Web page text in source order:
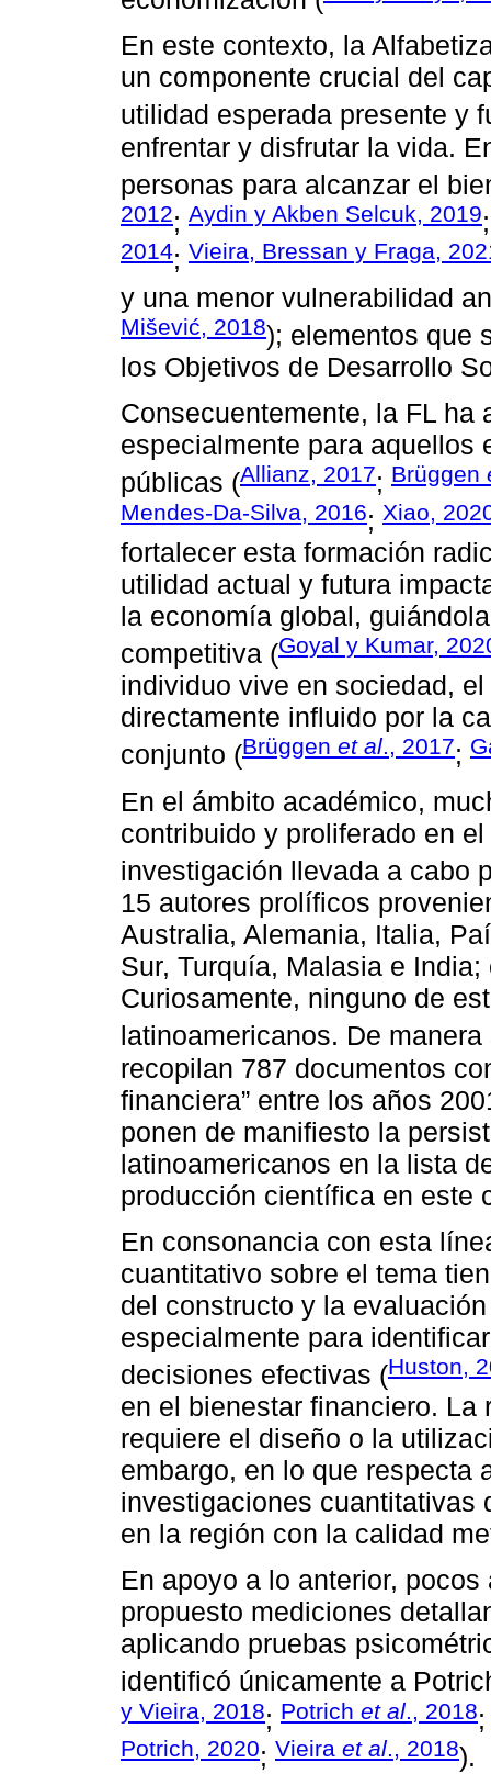
En este contexto, la
un componente crucial del
utilidad esperada presente y
enfrentar y disfrutar la vida.
personas para alcanzar el
2012; Aydin y Akben Selcuk, 2019
2014; Vieira, Bressan y Fraga,
y una menor vulnerabilidad
Mišević, 2018); elementos que
los Objetivos de Desarrollo
Consecuentemente, la FL
especialmente para aquellos
públicas (Allianz, 2017; Brüggen
Mendes-Da-Silva, 2016; Xiao,
fortalecer esta formación
utilidad actual y futura
la economía global,
competitiva (Goyal y Kumar,
individuo vive en sociedad,
directamente influido por la
conjunto (Brüggen et al., 2017;
En el ámbito académico,
contribuido y proliferado en
investigación llevada a cabo
15 autores prolíficos
Australia, Alemania, Italia,
Sur, Turquía, Malasia e
Curiosamente, ninguno de
latinoamericanos. De
recopilan 787 documentos
financiera” entre los años
ponen de manifiesto la
latinoamericanos en la lista
producción científica en este
En consonancia con esta
cuantitativo sobre el tema
del constructo y la
especialmente para
decisiones efectivas (Huston,
en el bienestar financiero.
requiere el diseño o la
embargo, en lo que respecta
investigaciones cuantitativas
en la región con la calidad
En apoyo a lo anterior,
propuesto mediciones
aplicando pruebas
identificó únicamente a
y Vieira, 2018; Potrich et al ., 2018
Potrich, 2020; Vieira et al., 2018).